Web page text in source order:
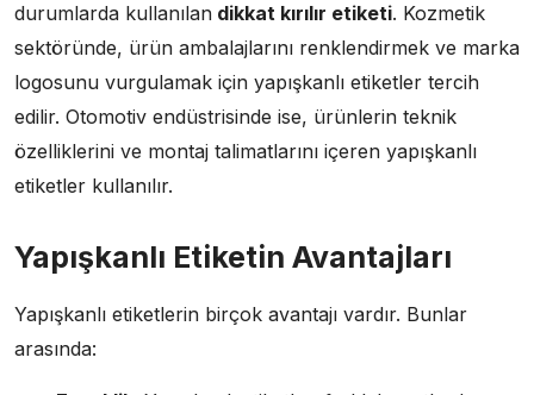
durumlarda kullanılan dikkat kırılır etiketi. Kozmetik
sektöründe, ürün ambalajlarını renklendirmek ve marka
logosunu vurgulamak için yapışkanlı etiketler tercih
edilir. Otomotiv endüstrisinde ise, ürünlerin teknik
özelliklerini ve montaj talimatlarını içeren yapışkanlı
etiketler kullanılır.
Yapışkanlı Etiketin Avantajları
Yapışkanlı etiketlerin birçok avantajı vardır. Bunlar
arasında: